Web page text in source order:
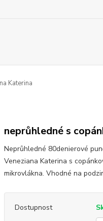
Katerina
neprůhledné s
Neprůhledné 80denierové
Veneziana Katerina s
mikrovlákna. Vhodné na
Dostupnost